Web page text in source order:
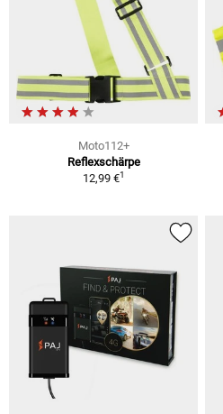
Moto112+
Reflexschärpe
12,99 €1